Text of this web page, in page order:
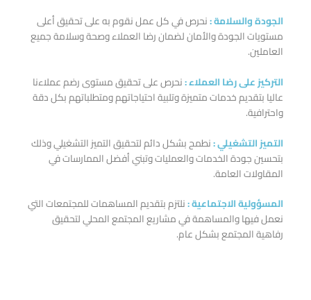
الجودة والسلامة :نحرص في كل عمل نقوم به على تحقيق أعلى
مستويات الجودة والأمان لضمان رضا العملاء وصحة وسلامة جميع
العاملين.
التركيز على رضا العملاء :نحرص على تحقيق مستوى رضم عملاءنا
عاليا بتقديم خدمات متميزة وتلبية احتياجاتهم ومتطلباتهم بكل دقة
واحترافية.
التميز التشغيلي :نطمح بشكل دائم لتحقيق التميز التشغيلي وذلك
بتحسين جودة الخدمات والعمليات وتبني أفضل الممارسات في
المقاولات العامة.
المسؤولية الاجتماعية :نلتزم بتقديم المساهمات للمجتمعات التي
نعمل فيها والمساهمة في مشاريع المجتمع المحلي لتحقيق
رفاهية المجتمع بشكل عام.